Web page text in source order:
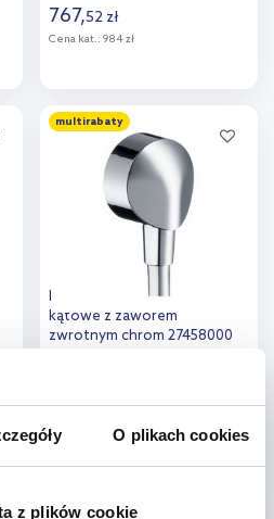
O plikach cookies
z plików cookie
767,52 zł
Cena kat.: 984 zł
multirabaty
Hansgrohe Fixfit przyłącze
kątowe z zaworem
zwrotnym chrom 27458000
Do koszyka